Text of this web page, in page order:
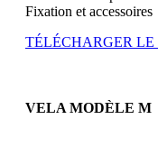
Fixation et accessoires
TÉLÉCHARGER
VELA MODÈLE M